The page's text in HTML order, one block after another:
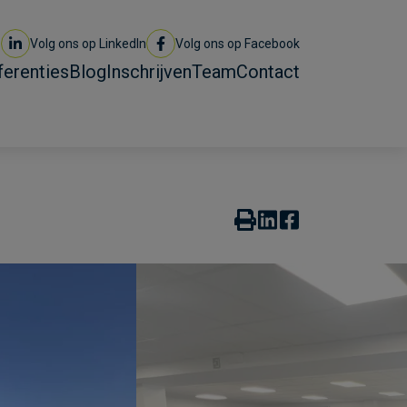
Volg ons op LinkedIn Volg ons op Facebook
BlogInschrijvenTeamContact